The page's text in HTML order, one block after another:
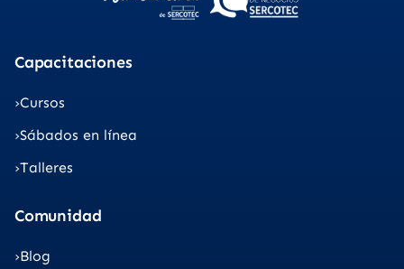
Capacitaciones
Cursos
Sábados en línea
Talleres
Comunidad
Blog